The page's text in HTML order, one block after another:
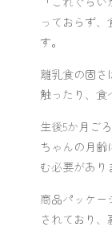
っておらず
す。
離乳食の固さ
触ったり、食
生後5か月ご
ちゃんの月
む必要があり
商品パッケー
されており